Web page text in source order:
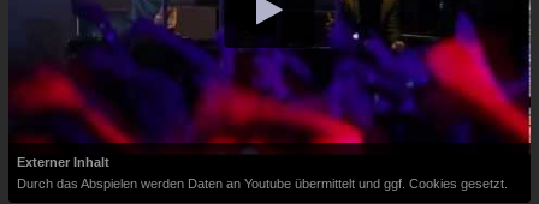
Externer Inhalt
Durch das Abspielen werden Daten an Youtube übermittelt und ggf. Cookies gesetzt.